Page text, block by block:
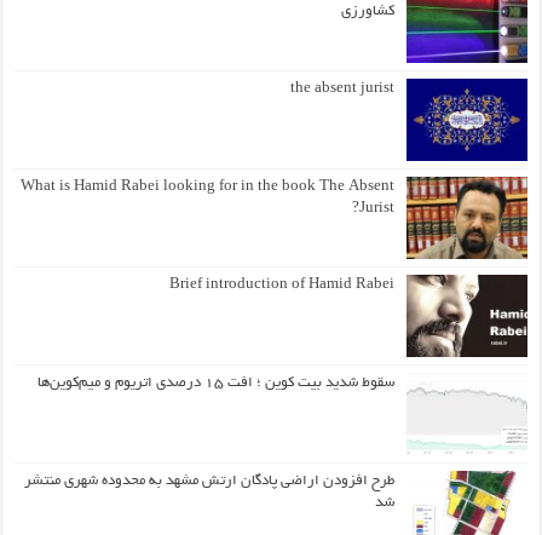
کشاورزی
the absent jurist
What is Hamid Rabei looking for in the book The Absent
Jurist?
Brief introduction of Hamid Rabei
سقوط شدید بیت کوین ؛ افت ۱۵ درصدی اتریوم و میم‌کوین‌ها
طرح افزودن اراضی پادگان ارتش مشهد به محدوده شهری منتشر
شد